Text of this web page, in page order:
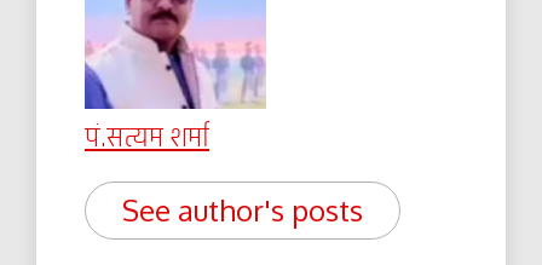
पं.सत्यम शर्मा
See author's posts